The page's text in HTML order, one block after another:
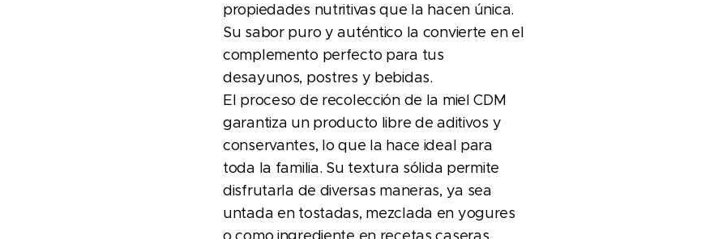
propiedades nutritivas que la hacen única.
Su sabor puro y auténtico la convierte en el
complemento perfecto para tus
desayunos, postres y bebidas.
El proceso de recolección de la miel CDM
garantiza un producto libre de aditivos y
conservantes, lo que la hace ideal para
toda la familia. Su textura sólida permite
disfrutarla de diversas maneras, ya sea
untada en tostadas, mezclada en yogures